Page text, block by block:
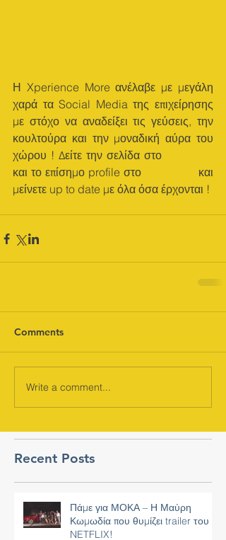
Η Xperience More ανέλαβε με μεγάλη
χαρά τα Social Media της επιχείρησης
με στόχο να αναδείξει τις γεύσεις, την
κουλτούρα και την μοναδική αύρα του
χώρου ! Δείτε την σελίδα στο
και το επίσημο profile στο
και
μείνετε up to date με όλα όσα έρχονται !
Comments
Write a comment...
Recent Posts
Πάμε για ΜΟΚΑ – Η Μαύρη
Κωμωδία που θυμίζει trailer του
NETFLIX!